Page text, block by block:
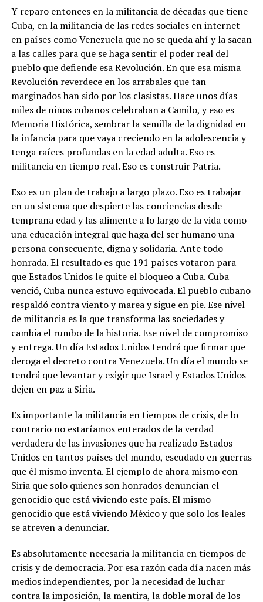
Y reparo entonces en la militancia de décadas que tiene
Cuba, en la militancia de las redes sociales en internet
en países como Venezuela que no se queda ahí y la sacan
a las calles para que se haga sentir el poder real del
pueblo que defiende esa Revolución. En que esa misma
Revolución reverdece en los arrabales que tan
marginados han sido por los clasistas. Hace unos días
miles de niños cubanos celebraban a Camilo, y eso es
Memoria Histórica, sembrar la semilla de la dignidad en
la infancia para que vaya creciendo en la adolescencia y
tenga raíces profundas en la edad adulta. Eso es
militancia en tiempo real. Eso es construir Patria.
Eso es un plan de trabajo a largo plazo. Eso es trabajar
en un sistema que despierte las conciencias desde
temprana edad y las alimente a lo largo de la vida como
una educación integral que haga del ser humano una
persona consecuente, digna y solidaria. Ante todo
honrada. El resultado es que 191 países votaron para
que Estados Unidos le quite el bloqueo a Cuba. Cuba
venció, Cuba nunca estuvo equivocada. El pueblo cubano
respaldó contra viento y marea y sigue en pie. Ese nivel
de militancia es la que transforma las sociedades y
cambia el rumbo de la historia. Ese nivel de compromiso
y entrega. Un día Estados Unidos tendrá que firmar que
deroga el decreto contra Venezuela. Un día el mundo se
tendrá que levantar y exigir que Israel y Estados Unidos
dejen en paz a Siria.
Es importante la militancia en tiempos de crisis, de lo
contrario no estaríamos enterados de la verdad
verdadera de las invasiones que ha realizado Estados
Unidos en tantos países del mundo, escudado en guerras
que él mismo inventa. El ejemplo de ahora mismo con
Siria que solo quienes son honrados denuncian el
genocidio que está viviendo este país. El mismo
genocidio que está viviendo México y que solo los leales
se atreven a denunciar.
Es absolutamente necesaria la militancia en tiempos de
crisis y de democracia. Por esa razón cada día nacen más
medios independientes, por la necesidad de luchar
contra la imposición, la mentira, la doble moral de los